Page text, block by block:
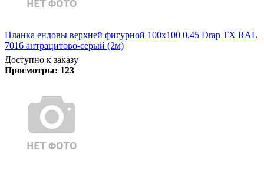
Планка ендовы верхней фигурной 100x100 0,45 Drap TX RAL
7016 антрацитово-серый (2м)
Доступно к заказу
Просмотры: 123